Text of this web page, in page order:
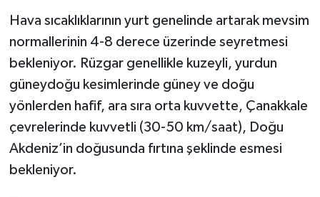
Hava sıcaklıklarının yurt genelinde artarak mevsim
normallerinin 4-8 derece üzerinde seyretmesi
bekleniyor. Rüzgar genellikle kuzeyli, yurdun
güneydoğu kesimlerinde güney ve doğu
yönlerden hafif, ara sıra orta kuvvette, Çanakkale
çevrelerinde kuvvetli (30-50 km/saat), Doğu
Akdeniz’in doğusunda fırtına şeklinde esmesi
bekleniyor.